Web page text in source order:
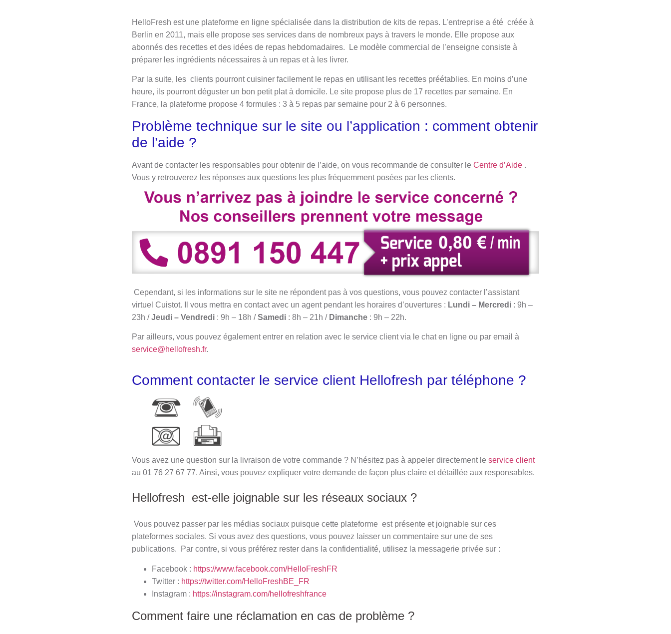
HelloFresh est une plateforme en ligne spécialisée dans la distribution de kits de repas. L’entreprise a été créée à
Berlin en 2011, mais elle propose ses services dans de nombreux pays à travers le monde. Elle propose aux
abonnés des recettes et des idées de repas hebdomadaires. Le modèle commercial de l’enseigne consiste à
préparer les ingrédients nécessaires à un repas et à les livrer.
Par la suite, les clients pourront cuisiner facilement le repas en utilisant les recettes préétablies. En moins d’une
heure, ils pourront déguster un bon petit plat à domicile. Le site propose plus de 17 recettes par semaine. En
France, la plateforme propose 4 formules : 3 à 5 repas par semaine pour 2 à 6 personnes.
Problème technique sur le site ou l’application : comment obtenir
de l’aide ?
Avant de contacter les responsables pour obtenir de l’aide, on vous recommande de consulter le Centre d’Aide .
Vous y retrouverez les réponses aux questions les plus fréquemment posées par les clients.
Cependant, si les informations sur le site ne répondent pas à vos questions, vous pouvez contacter l’assistant
virtuel Cuistot. Il vous mettra en contact avec un agent pendant les horaires d’ouvertures : Lundi – Mercredi : 9h –
23h /Jeudi – Vendredi : 9h – 18h /Samedi : 8h – 21h / Dimanche : 9h – 22h.
Par ailleurs, vous pouvez également entrer en relation avec le service client via le chat en ligne ou par email à
service@hellofresh.fr.
Comment contacter le service client Hellofresh par téléphone ?
Vous avez une question sur la livraison de votre commande ? N’hésitez pas à appeler directement le service client
au 01 76 27 67 77. Ainsi, vous pouvez expliquer votre demande de façon plus claire et détaillée aux responsables.
Hellofresh est-elle joignable sur les réseaux sociaux ?
Vous pouvez passer par les médias sociaux puisque cette plateforme est présente et joignable sur ces
plateformes sociales. Si vous avez des questions, vous pouvez laisser un commentaire sur une de ses
publications. Par contre, si vous préférez rester dans la confidentialité, utilisez la messagerie privée sur :
Facebook : https://www.facebook.com/HelloFreshFR
Twitter : https://twitter.com/HelloFreshBE_FR
Instagram : https://instagram.com/hellofreshfrance
Comment faire une réclamation en cas de problème ?